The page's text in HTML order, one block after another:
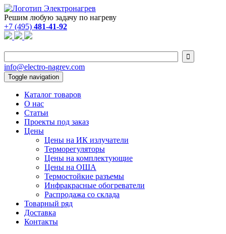
Решим любую задачу по нагреву
+7 (495) 481-41-92

info@electro-nagrev.com
Toggle navigation
Каталог товаров
О нас
Статьи
Проекты под заказ
Цены
Цены на ИК излучатели
Терморегуляторы
Цены на комплектующие
Цены на ОША
Термостойкие разъемы
Инфракрасные обогреватели
Распродажа со склада
Товарный ряд
Доставка
Контакты